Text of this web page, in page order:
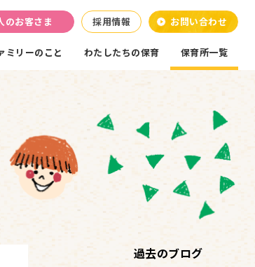
のお客さま 採用情報 お問い合わせ
ミリーのこと わたしたちの保育 保育所一覧
過去のブログ